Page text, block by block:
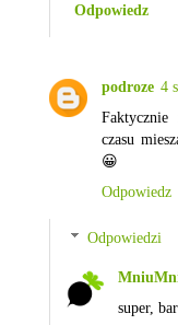
Odpowiedz
podroze 4
czasu
😀
Odpowiedz
Odpowiedzi
super,